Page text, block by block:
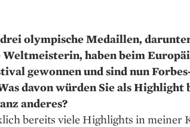
drei olympische ­Medaillen,
haben beim
gewonnen und sind nun
davon würden Sie als Highlight
anderes?
bereits viele Highlights in meiner